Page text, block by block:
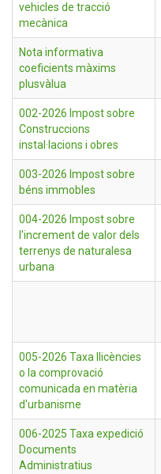
vehicles de tracció
mecànica
Nota informativa
coeficients màxims
plusvàlua
002-2026 Impost sobre
Construccions
instal·lacions i obres
003-2026 Impost sobre
béns immobles
004-2026 Impost sobre
l'increment de valor dels
terrenys de naturalesa
urbana
005-2026 Taxa llicències
o la comprovació
comunicada en matèria
d'urbanisme
006-2025 Taxa expedició
Documents
Administratius